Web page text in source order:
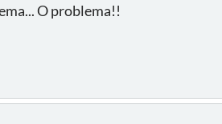
O problema!!